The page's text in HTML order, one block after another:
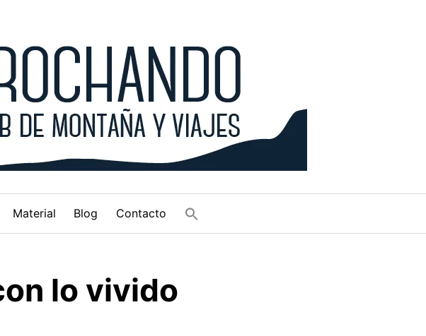
Material Blog Contacto
lo vivido